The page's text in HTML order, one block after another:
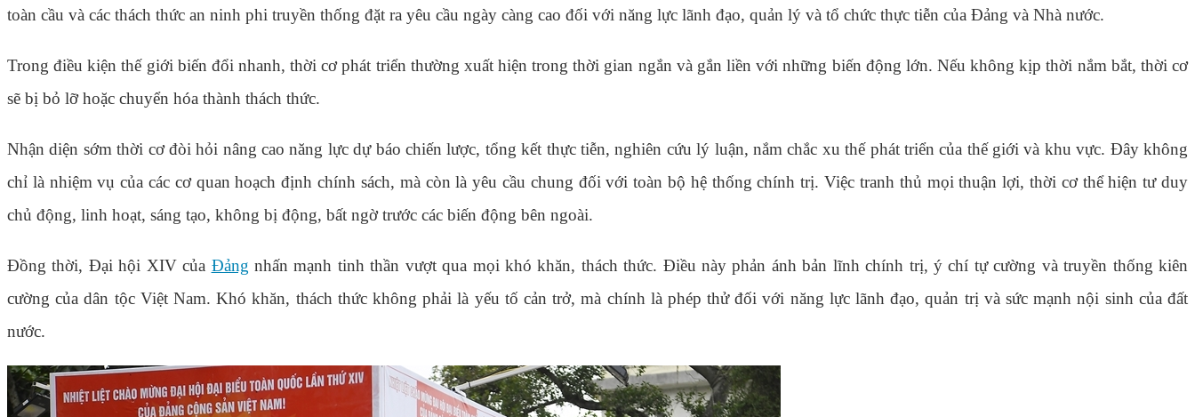
toàn cầu và các thách thức an ninh phi truyền thống đặt ra yêu cầu ngày càng cao đối với năng lực lãnh đạo, quản lý và tổ chức thực tiễn của Đảng và Nhà nước.
Trong điều kiện thế giới biến đổi nhanh, thời cơ phát triển thường xuất hiện trong thời gian ngắn và gắn liền với những biến động lớn. Nếu không kịp thời nắm bắt, thời cơ
sẽ bị bỏ lỡ hoặc chuyển hóa thành thách thức.
Nhận diện sớm thời cơ đòi hỏi nâng cao năng lực dự báo chiến lược, tổng kết thực tiễn, nghiên cứu lý luận, nắm chắc xu thế phát triển của thế giới và khu vực. Đây không
chỉ là nhiệm vụ của các cơ quan hoạch định chính sách, mà còn là yêu cầu chung đối với toàn bộ hệ thống chính trị. Việc tranh thủ mọi thuận lợi, thời cơ thể hiện tư duy
chủ động, linh hoạt, sáng tạo, không bị động, bất ngờ trước các biến động bên ngoài.
Đồng thời, Đại hội XIV của Đảng nhấn mạnh tinh thần vượt qua mọi khó khăn, thách thức. Điều này phản ánh bản lĩnh chính trị, ý chí tự cường và truyền thống kiên
cường của dân tộc Việt Nam. Khó khăn, thách thức không phải là yếu tố cản trở, mà chính là phép thử đối với năng lực lãnh đạo, quản trị và sức mạnh nội sinh của đất
nước.